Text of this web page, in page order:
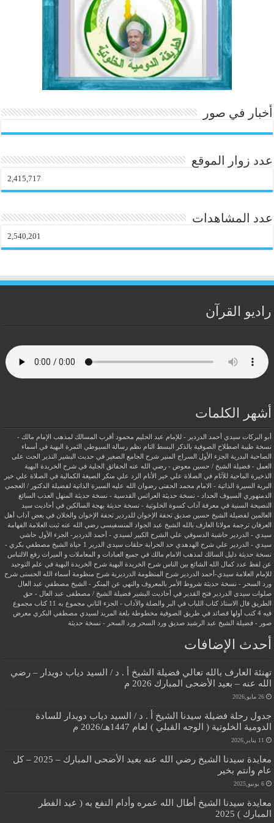
m
أخبار في صور
عدد زوار الموقع
2,415,717
عدد المشاهدات
2,540,201
راديو القرآن
أشهر الكلمات
أبو البركات سيدي أحمد الدردير - للإمام عبد الحليم محمود
أقرب المسالك لمذهب الإمام مالك -
نسخة طيبة اصطلاح الصوفية بالذكر البسط التام نظم رسالة السيوطي
الثمرة البهية في أسماء
الصاحبة البدرية
الجزء الأول السراج المنير شرح الجامع الصغير في حديث البشير النذير
الحث على
العمل - فضيلة الشيخ / حسين معوض - رضي الله عنه
الحقائق الجلية في شرح الخريدة البهية
الذخيرة الماحية للآثام في الصلاة علي خير الأنام
الرد علي منكر الصيغة الكمالية في الصلاة علي خير
البرية
السيرة الذاتية - الامام محمد الحفنى رضوان الله عليه
السيرة الذاتية لفضيلة الدكتور / العجمي
الدمنهوري
السيوف الحداد - نسخة حديثة العرائس القدسية - نسخة حديثة
المنهل العذب السائغ
النصيحة السنية في معرفة آداب كسوة الخلوتية - نسخة حديثة بهجة السالكين في أحاديث سيد
العالمين لفضيلة الشيخ حسين صديق
تحفة الإخوان للدردير تحفة الإخوان والخلان في بعض آداب أهل
العرفان ترجمة مولانا العارف بالله الشيخ عبد الجواد المنسفيسى رضي الله عنه ثبت العلامة الفهامة
سيدي - الدردير
حاشية الدسوقي علي الشرح الكبير لسيدي - أحمد الدردير- الجزء الأول حاشي
سيدي - الدردير علي شرح الهدهدي حد الحرابة حلقات سيدى الدرير 1
حياة الشيخ مصطفي بكري -
نسخة حديثة دليل السالك لمذهب الامام مالك في جميع العبادات و المعاملات و الميراث رفع الالتباس
عن لفظ عدد كمال الله الشائع بين الناس شرح الخريدة البهية شرح الخريدة البهية في علم التوحيد
للإمام العلامة سيدي-أحمد الدردير شرح المنظومة الدرديرية شرح منظومة أسماء الله الحسنى شرح
ورد السحر - نسخة حديثة شروط الأمر بالمعروف والنهي عن المنكر - الشيخ مصطفي عبد العال
صلوات سيدى الدردير فتح القدير في أحاديث البشير فضيلة الشيخ / مصطفى عبد العال - حق
الطريق
قال الاستاذ كتاب اللباب في البر والصلة والآداب - الجزء الثاني مجموع به 11 كتاب
مجموع
فيه 4 كتب أولها قصائد في طريق الصوفية
مخطوطة بلغة المريد لسيدي مصطفي البكري معرض
صور - فضيلة الشيخ عبد الرشيد صديق
ورد السحر ورد السحر - نسخة حديثة
أحدث الإضافات
تهنئة العارف بالله تعالي فضيلة الشيخ أ . د / السيد دياب دويدار – رضي
الله عنه – بعيد الأضحى المبارك 2026 م
26 مايو,2026
جدول رحلة فضيلة سيدنا الشيخ أ . د / السيد دياب دويدار للسادة
الدومية الخلوتية ( الوجه القبلي ) لعام 1447هـ/2026 م
11 يناير,2026
معايدة سيدنا الشيخ رضي الله عنه بعيد الأضحى المبارك – 2025 – كل
عام وانتم بخير
6 يونيو,2025
معايدة سيدنا الشيخ أطال الله عمره وأدام النفع به ( عيد الفطر
المبارك ) 2025